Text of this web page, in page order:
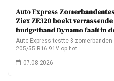
Auto Express
Ziex ZE320 boekt
budgetband Dynamo faalt in
Auto Express testte 8
205/55 R16 91V op het…
07.08.2026